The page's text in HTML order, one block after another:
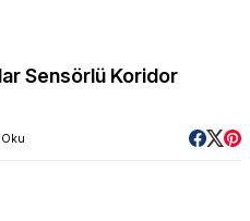
Sensörlü Koridor
Oku